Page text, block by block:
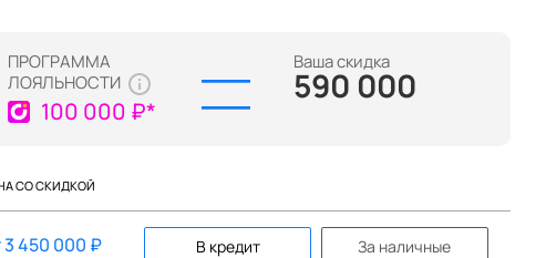
ПРОГРАММА
ЛОЯЛЬНОСТИ
100 000 ₽*
Ваша скидка
590 000
СО СКИДКОЙ
3 450 000 ₽ В кредит За наличные